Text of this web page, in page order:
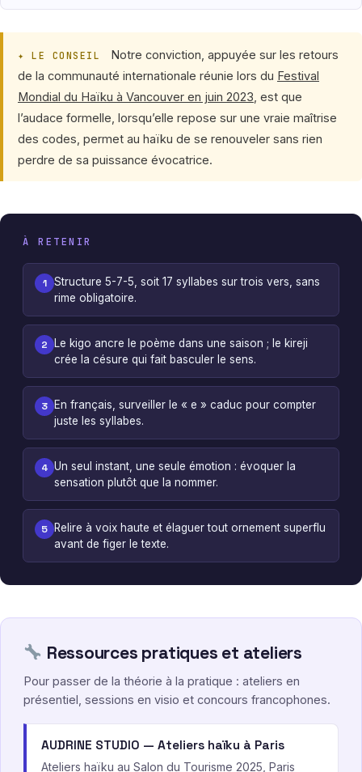
✦ LE CONSEIL
Notre conviction, appuyée sur les retours
de la communauté internationale réunie lors du Festival
Mondial du Haïku à Vancouver en juin 2023 , est que
l’audace formelle, lorsqu’elle repose sur une vraie maîtrise
des codes, permet au haïku de se renouveler sans rien
perdre de sa puissance évocatrice.
À RETENIR
1 Structure 5-7-5, soit 17 syllabes sur trois vers, sans
rime obligatoire.
2
Le kigo ancre le poème dans une saison ; le kireji
crée la césure qui fait basculer le sens.
3
En français, surveiller le « e » caduc pour compter
juste les syllabes.
4 Un seul instant, une seule émotion : évoquer la
sensation plutôt que la nommer.
5
Relire à voix haute et élaguer tout ornement superflu
avant de figer le texte.
Ressources pratiques et ateliers
Pour passer de la théorie à la pratique : ateliers en
présentiel, sessions en visio et concours francophones.
AUDRINE STUDIO — Ateliers haïku à Paris
Ateliers haïku au Salon du Tourisme 2025, Paris